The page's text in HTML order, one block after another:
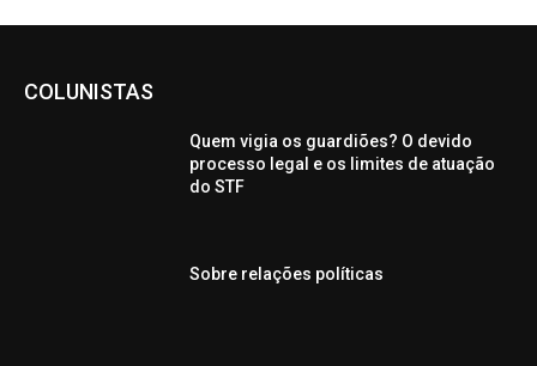
COLUNISTAS
Quem vigia os guardiões? O devido
processo legal e os limites de atuação
do STF
Sobre relações políticas